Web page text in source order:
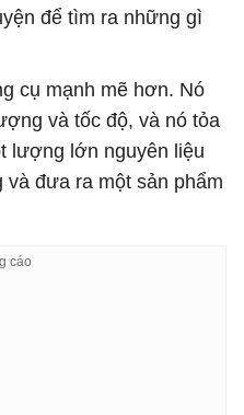
để tìm ra những gì
cụ mạnh mẽ hơn. Nó
và tốc độ, và nó tỏa
lượng lớn nguyên liệu
và đưa ra một sản phẩm